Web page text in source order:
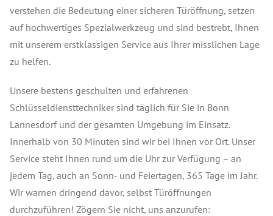
verstehen die Bedeutung einer sicheren Türöffnung, setzen
auf hochwertiges Spezialwerkzeug und sind bestrebt, Ihnen
mit unserem erstklassigen Service aus Ihrer misslichen Lage
zu helfen.
Unsere bestens geschulten und erfahrenen
Schlüsseldiensttechniker sind täglich für Sie in Bonn
Lannesdorf und der gesamten Umgebung im Einsatz.
Innerhalb von 30 Minuten sind wir bei Ihnen vor Ort. Unser
Service steht Ihnen rund um die Uhr zur Verfügung – an
jedem Tag, auch an Sonn- und Feiertagen, 365 Tage im Jahr.
Wir warnen dringend davor, selbst Türöffnungen
durchzuführen! Zögern Sie nicht, uns anzurufen: